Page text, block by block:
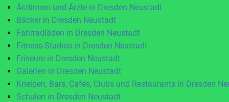
Ärztinnen und Ärzte in Dresden Neustadt
Bäcker in Dresden Neustadt
Fahrradläden in Dresden Neustadt
Fitness-Studios in Dresden Neustadt
Friseure in Dresden Neustadt
Galerien in Dresden Neustadt
Kneipen, Bars, Cafés, Clubs und Restaurants in Dresden
Schulen in Dresden Neustadt